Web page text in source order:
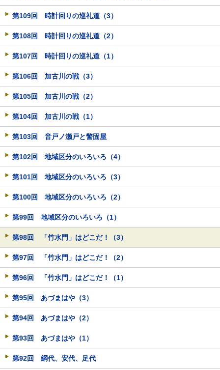
第109回 時計回りの巡礼道（3）
第108回 時計回りの巡礼道（2）
第107回 時計回りの巡礼道（1）
第106回 加古川の戦（3）
第105回 加古川の戦（2）
第104回 加古川の戦（1）
第103回 音戸ノ瀬戸と警固屋
第102回 地域区分のいろいろ（4）
第101回 地域区分のいろいろ（3）
第100回 地域区分のいろいろ（2）
第99回 地域区分のいろいろ（1）
第98回 「竹水門」はどこだ！（3）
第97回 「竹水門」はどこだ！（2）
第96回 「竹水門」はどこだ！（1）
第95回 あづまはや（3）
第94回 あづまはや（2）
第93回 あづまはや（1）
第92回 網代、安代、足代